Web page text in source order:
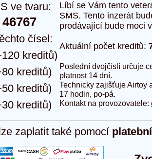
ve tvaru:
čísel:
kreditů)
kreditů)
kreditů)
kreditů)
Líbí se Vám tento
SMS. Tento inzerát
prodávající bude moci
Aktuální počet kreditů:
Poslední dvojčíslí určuje
platnost 14 dní.
Technicky zajišťuje Airtoy
17 hodin, po-pá.
Kontakt na provozovatele:
zaplatit také pomocí